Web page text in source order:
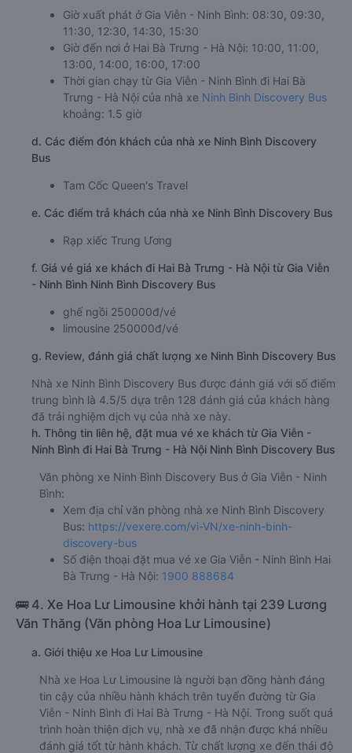
Giờ xuất phát ở Gia Viễn - Ninh Bình: 08:30, 09:30,
11:30, 12:30, 14:30, 15:30
Giờ đến nơi ở Hai Bà Trưng - Hà Nội: 10:00, 11:00,
13:00, 14:00, 16:00, 17:00
Thời gian chạy từ Gia Viễn - Ninh Bình đi Hai Bà
Trưng - Hà Nội của nhà xe Ninh Bình Discovery Bus
khoảng: 1.5 giờ
d. Các điểm đón khách của nhà xe Ninh Bình Discovery
Bus
Tam Cốc Queen's Travel
e. Các điểm trả khách của nhà xe Ninh Bình Discovery Bus
Rạp xiếc Trung Ương
f. Giá vé giá xe khách đi Hai Bà Trưng - Hà Nội từ Gia Viễn
- Ninh Bình Ninh Bình Discovery Bus
ghế ngồi 250000đ/vé
limousine 250000đ/vé
g. Review, đánh giá chất lượng xe Ninh Bình Discovery Bus
Nhà xe Ninh Bình Discovery Bus được đánh giá với số điểm
trung bình là 4.5/5 dựa trên 128 đánh giá của khách hàng
đã trải nghiệm dịch vụ của nhà xe này.
h. Thông tin liên hệ, đặt mua vé xe khách từ Gia Viễn -
Ninh Bình đi Hai Bà Trưng - Hà Nội Ninh Bình Discovery Bus
Văn phòng xe Ninh Bình Discovery Bus ở Gia Viễn - Ninh
Bình:
Xem địa chỉ văn phòng nhà xe Ninh Bình Discovery
Bus: https://vexere.com/vi-VN/xe-ninh-binh-
discovery-bus
Số điện thoại đặt mua vé xe Gia Viễn - Ninh Bình Hai
Bà Trưng - Hà Nội: 1900 888684
🚌 4. Xe Hoa Lư Limousine khởi hành tại 239 Lương
Văn Thăng (Văn phòng Hoa Lư Limousine)
a. Giới thiệu xe Hoa Lư Limousine
Nhà xe Hoa Lư Limousine là người bạn đồng hành đáng
tin cậy của nhiều hành khách trên tuyến đường từ Gia
Viễn - Ninh Bình đi Hai Bà Trưng - Hà Nội. Trong suốt quá
trình hoàn thiện dịch vụ, nhà xe đã nhận được khá nhiều
đánh giá tốt từ hành khách. Từ chất lượng xe đến thái độ